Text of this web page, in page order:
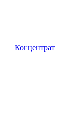
Концентрат